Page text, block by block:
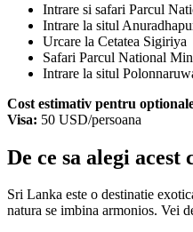
Intrare si safari Parcul
Intrare la situl
Urcare la Cetatea Sigiriya
Safari Parcul National
Intrare la situl
Cost estimativ pentru
Visa: 50 USD/persoana
De ce sa alegi
Sri Lanka este o destinatie
natura se imbina armonios. Vei